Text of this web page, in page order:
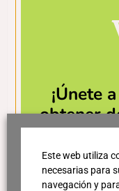
Vermut Lustau
15,35€
Este web utiliza
necesarias para
navegación y
¡Únete
obtener
día de